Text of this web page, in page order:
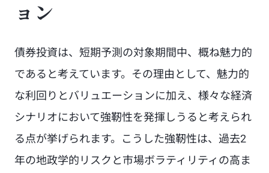
ョン
債券投資は、短期予測の対象期間中、概ね魅力的
であると考えています。その理由として、魅力的
な利回りとバリュエーションに加え、様々な経済
シナリオにおいて強靭性を発揮しうると考えられ
る点が挙げられます。こうした強靭性は、過去2
年の地政学的リスクと市場ボラティリティの高ま